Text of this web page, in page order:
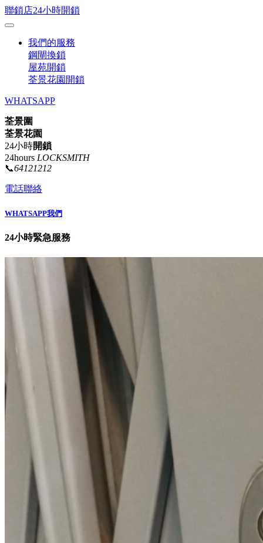
聯鎖店24小時開鎖
我們的服務
鋼閘換鎖
屋苑開鎖
荃景花園開鎖
WHATSAPP
荃景圍
荃景花園
24小時開鎖
24hours LOCKSMITH
📞64121212
電話聯絡
WHATSAPP我們
24小時緊急服務